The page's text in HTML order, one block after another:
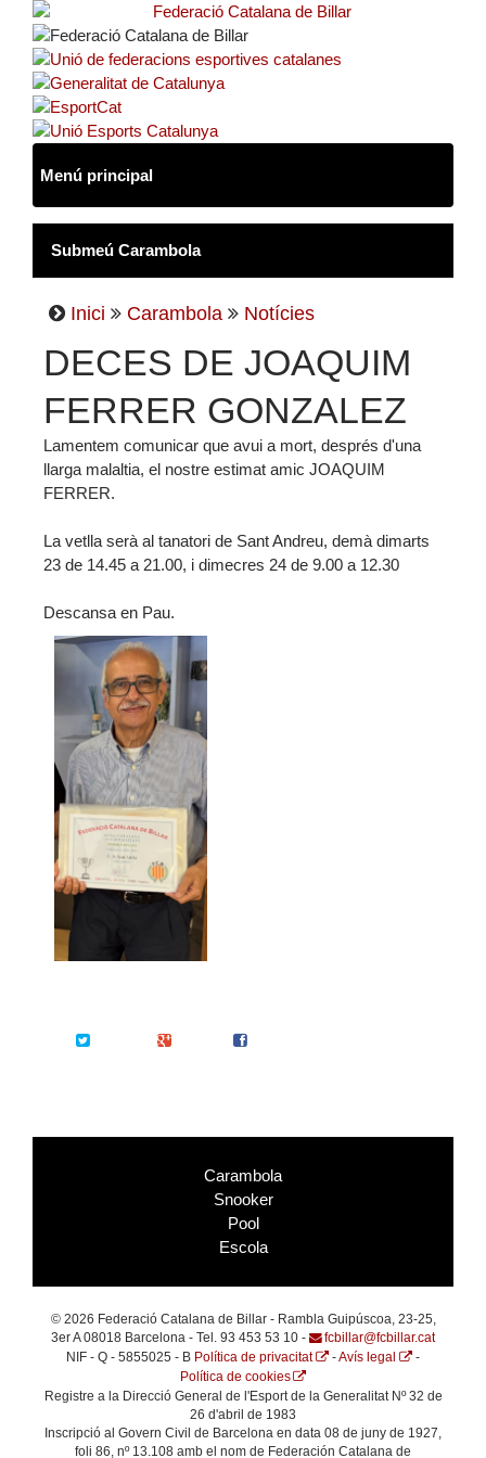
Inici Carambola Notícies
DECES DE JOAQUIM
FERRER GONZALEZ
Lamentem comunicar que avui a mort, després d'una
llarga malaltia, el nostre estimat amic JOAQUIM
FERRER.
La vetlla serà al tanatori de Sant Andreu, demà dimarts
23 de 14.45 a 21.00, i dimecres 24 de 9.00 a 12.30
Descansa en Pau.
Google+
Carambola
Snooker
Pool
Escola
© 2026 Federació Catalana de Billar - Rambla Guipúscoa, 23-25,
3er A 08018 Barcelona - Tel. 93 453 53 10 -
fcbillar@fcbillar.cat
NIF - Q - 5855025 - B Política de privacitat -Avís legal
-
Política de cookies
Registre a la Direcció General de l'Esport de la Generalitat Nº 32 de
26 d'abril de 1983
Inscripció al Govern Civil de Barcelona en data 08 de juny de 1927,
foli 86, nº 13.108 amb el nom de Federación Catalana de